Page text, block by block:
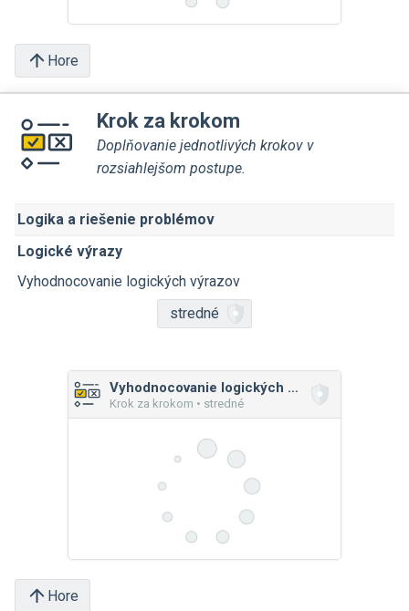
Hore
Krok za krokom
Doplňovanie jednotlivých krokov v
rozsiahlejšom postupe.
Logika a riešenie problémov
Logické výrazy
Vyhodnocovanie logických výrazov
stredné
Vyhodnocovanie logických výrazov
Krok za krokom • stredné
Hore